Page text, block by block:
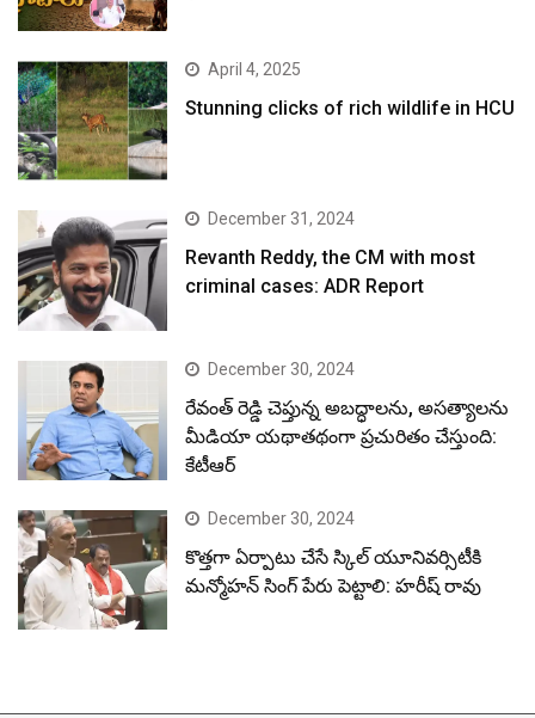
April 4, 2025
Stunning clicks of rich wildlife in HCU
December 31, 2024
Revanth Reddy, the CM with most
criminal cases: ADR Report
December 30, 2024
రేవంత్ రెడ్డి చెప్తున్న అబద్ధాలను, అసత్యాలను
మీడియా యథాతథంగా ప్రచురితం చేస్తుంది:
కేటీఆర్
December 30, 2024
కొత్తగా ఏర్పాటు చేసే స్కిల్ యూనివర్సిటీకి
మన్మోహన్ సింగ్ పేరు పెట్టాలి: హరీష్ రావు